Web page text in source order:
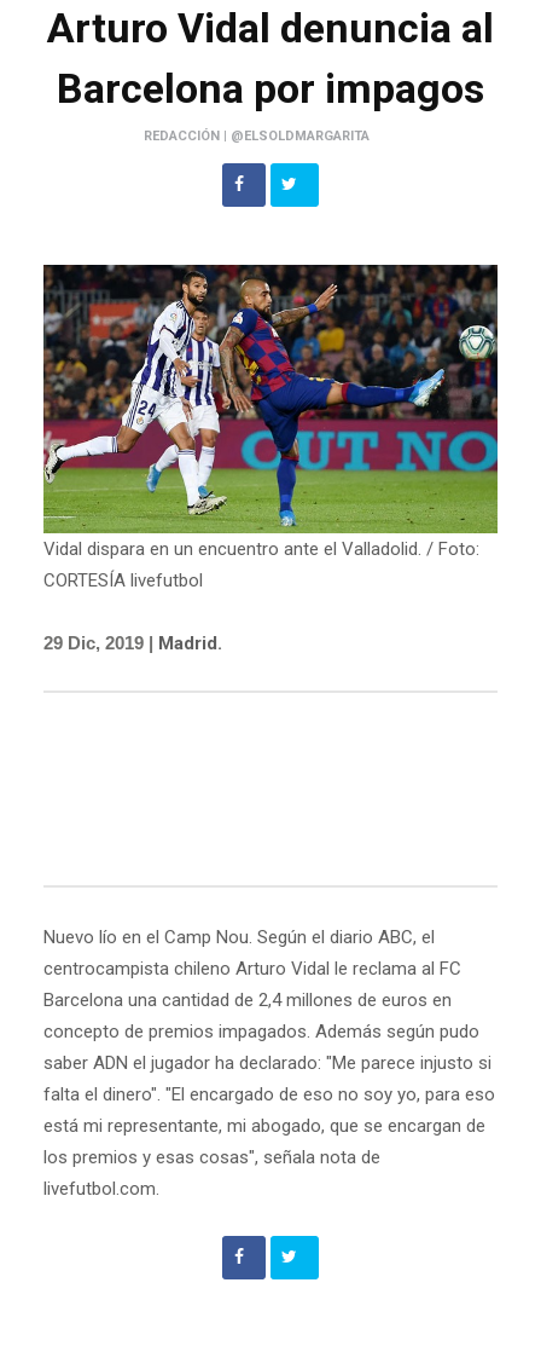
Arturo Vidal denuncia al
Barcelona por impagos
REDACCIÓN | @ELSOLDMARGARITA
Vidal dispara en un encuentro ante el Valladolid. / Foto:
CORTESÍA livefutbol
29 Dic, 2019 | Madrid.
Nuevo lío en el Camp Nou. Según el diario ABC, el
centrocampista chileno Arturo Vidal le reclama al FC
Barcelona una cantidad de 2,4 millones de euros en
concepto de premios impagados. Además según pudo
saber ADN el jugador ha declarado: "Me parece injusto si
falta el dinero". "El encargado de eso no soy yo, para eso
está mi representante, mi abogado, que se encargan de
los premios y esas cosas", señala nota de
livefutbol.com.